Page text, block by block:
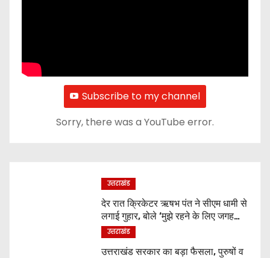
Subscribe to my channel
Sorry, there was a YouTube error.
उत्तराखंड
देर रात क्रिकेटर ऋषभ पंत ने सीएम धामी से
लगाई गुहार, बोले ‘मुझे रहने के लिए जगह
नहीं मिल रही’
उत्तराखंड
उत्तराखंड सरकार का बड़ा फैसला, पुरुषों व